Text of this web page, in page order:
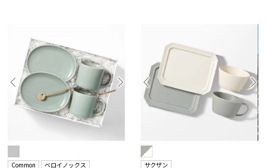
Common ベロイノックス サクザン